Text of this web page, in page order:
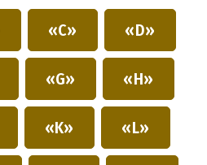
«C» «D»
«G» «H»
«K» «L»